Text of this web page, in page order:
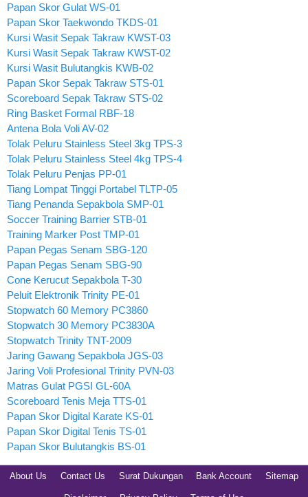
Papan Skor Gulat WS-01
Papan Skor Taekwondo TKDS-01
Kursi Wasit Sepak Takraw KWST-03
Kursi Wasit Sepak Takraw KWST-02
Kursi Wasit Bulutangkis KWB-02
Papan Skor Sepak Takraw STS-01
Scoreboard Sepak Takraw STS-02
Ring Basket Formal RBF-18
Antena Bola Voli AV-02
Tolak Peluru Stainless Steel 3kg TPS-3
Tolak Peluru Stainless Steel 4kg TPS-4
Tolak Peluru Penjas PP-01
Tiang Lompat Tinggi Portabel TLTP-05
Tiang Penanda Sepakbola SMP-01
Soccer Training Barrier STB-01
Training Marker Post TMP-01
Papan Pegas Senam SBG-120
Papan Pegas Senam SBG-90
Cone Kerucut Sepakbola T-30
Peluit Elektronik Trinity PE-01
Stopwatch 60 Memory PC3860
Stopwatch 30 Memory PC3830A
Stopwatch Trinity TNT-2009
Jaring Gawang Sepakbola JGS-03
Jaring Voli Profesional Trinity PVN-03
Matras Gulat PGSI GL-60A
Scoreboard Tenis Meja TTS-01
Papan Skor Digital Karate KS-01
Papan Skor Digital Tenis TS-01
Papan Skor Bulutangkis BS-01
About Us Contact Us Surat Dukungan Bank Account Sitemap